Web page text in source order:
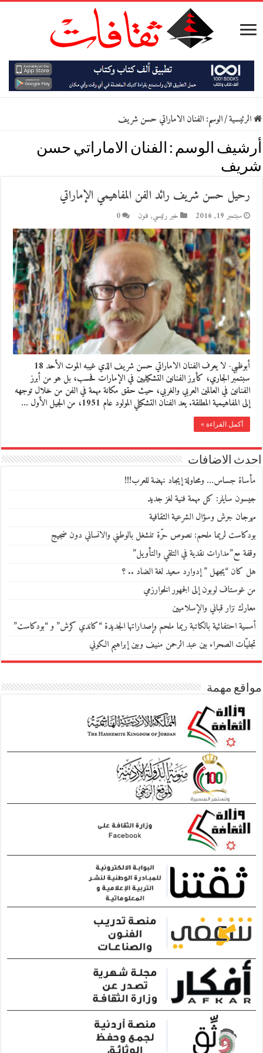
الرئيسية/الوسم:الفنان الاماراتي حسن شريف
أرشيف الوسم : الفنان الاماراتي حسن
شريف
رحيل حسن شريف رائد الفن المفاهيمي الإماراتي
سبتمبر 19, 2016 خبر رئيسي, فنون 0
أبوظبي- لا يعرف الفنان الاماراتي حسن شريف الذي غيبه الموت الأحد 18
سبتمبر الجاري، كأبرز الفنانين التشكيليين في الإمارات فحسب، بل هو من أبرز
الفنانين في العالمين العربي والغربي، حيث حقق مكانة مهمة في الفن من خلال توجهه
إلى المفاهيمية المطلقة. يعد الفنان التشكيلي المولود عام 1951، من الجيل الأول …
أكمل القراءة »
احدث الاضافات
مأساة جساس… ومحاولة إيجاد نهضة للعرب!!!
جيسون سايلر: كل مهمة فنية لغز جديد
مهرجان جرش وسؤال الشرعية الثقافية
بودكاست لريما ملحم: نصوص حرّة تنشغل بالوطني والانساني دون ضجيج
وقفة مع”مدارات نقدية في التلقي والتأويل”
هل كان “يجهل ” إدوارد سعيد لغة الضاد .. ؟
من غوستاف لوبون إلى الجمهور الخوارزمي
معارك نزار قباني والإسلاميين
أمسية احتفائية بالكاتبة ريما ملحم وإصداراتها الجديدة “كاندي كرش” و “بودكاست”
تجليّات الصحراء بين عبد الرحمن منيف وبين إبراهيم الكوني
مواقع مهمة